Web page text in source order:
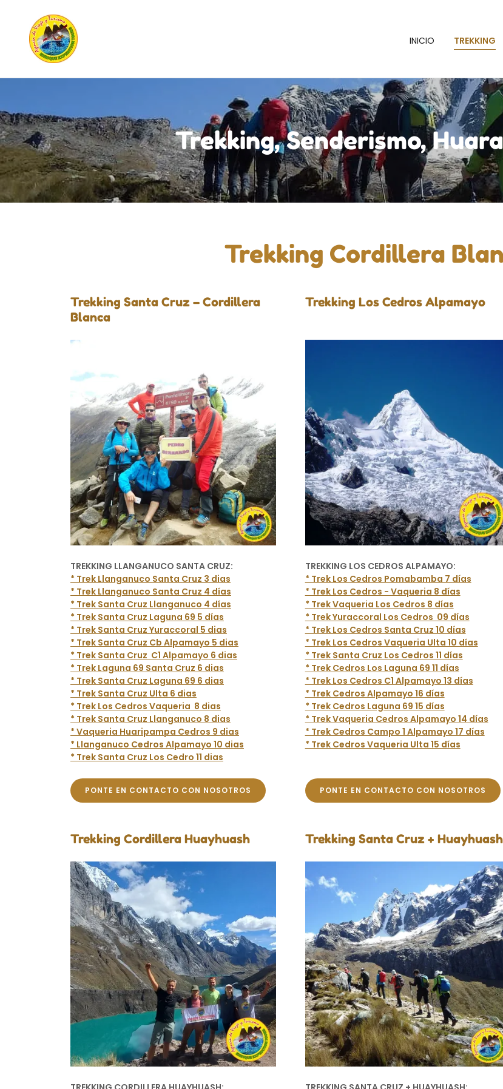
INICIO TREKKING
Trekking, Senderismo,
Trekking Cordillera
Trekking Santa Cruz – Cordillera
Blanca
TREKKING LLANGANUCO SANTA CRUZ:
* Trek Llanganuco Santa Cruz 3 dias
* Trek Llanganuco Santa Cruz 4 días
* Trek Santa Cruz Llanganuco 4 días
* Trek Santa Cruz Laguna 69 5 días
* Trek Santa Cruz Yuraccoral 5 dias
* Trek Santa Cruz Cb Alpamayo 5 dias
* Trek Santa Cruz C1 Alpamayo 6 dias
* Trek Laguna 69 Santa Cruz 6 dias
* Trek Santa Cruz Laguna 69 6 dias
* Trek Santa Cruz Ulta 6 dias
* Trek Los Cedros Vaqueria 8 dias
* Trek Santa Cruz Llanganuco 8 dias
* Vaqueria Huaripampa Cedros 9 dias
* Llanganuco Cedros Alpamayo 10 dias
* Trek Santa Cruz Los Cedro 11 dias
PONTE EN CONTACTO CON NOSOTROS
Trekking Los Cedros Alpamayo
TREKKING LOS CEDROS ALPAMAYO:
* Trek Los Cedros Pomabamba 7 días
* Trek Los Cedros - Vaqueria 8 días
* Trek Vaqueria Los Cedros 8 días
* Trek Yuraccoral Los Cedros 09 días
* Trek Los Cedros Santa Cruz 10 días
* Trek Los Cedros Vaqueria Ulta 10 días
* Trek Santa Cruz Los Cedros 11 días
* Trek Cedros Los Laguna 69 11 días
* Trek Los Cedros C1 Alpamayo 13 días
* Trek Cedros Alpamayo 16 días
* Trek Cedros Laguna 69 15 días
* Trek Vaqueria Cedros Alpamayo 14 días
* Trek Cedros Campo 1 Alpamayo 17 días
* Trek Cedros Vaqueria Ulta 15 días
PONTE EN CONTACTO CON NOSOTROS
Trekking Cordillera Huayhuash Trekking Santa Cruz + Huayhuash